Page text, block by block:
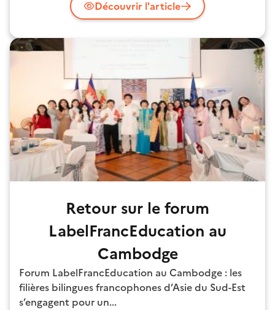
Découvrir l'article
Retour sur le forum
LabelFrancEducation au
Cambodge
Forum LabelFrancEducation au Cambodge : les
filières bilingues francophones d’Asie du Sud-Est
s’engagent pour un...